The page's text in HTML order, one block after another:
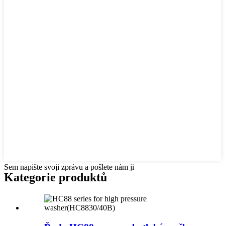
Sem napište svoji zprávu a pošlete nám ji
Kategorie produktů